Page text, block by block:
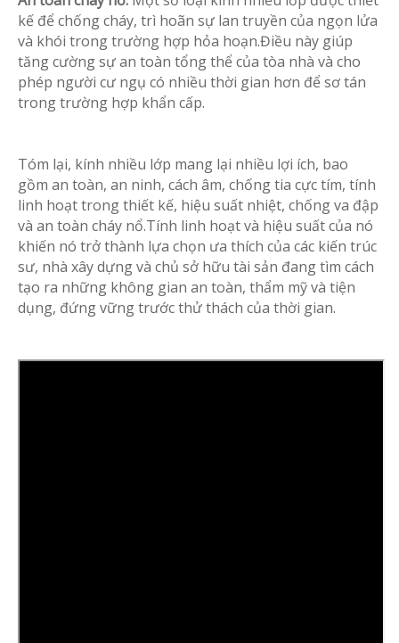
kế để chống cháy, trì hoãn sự lan truyền của ngọn lửa
và khói trong trường hợp hỏa hoạn.Điều này giúp
tăng cường sự an toàn tổng thể của tòa nhà và cho
phép người cư ngụ có nhiều thời gian hơn để sơ tán
trong trường hợp khẩn cấp.
Tóm lại, kính nhiều lớp mang lại nhiều lợi ích, bao
gồm an toàn, an ninh, cách âm, chống tia cực tím, tính
linh hoạt trong thiết kế, hiệu suất nhiệt, chống va đập
và an toàn cháy nổ.Tính linh hoạt và hiệu suất của nó
khiến nó trở thành lựa chọn ưa thích của các kiến ​​trúc
sư, nhà xây dựng và chủ sở hữu tài sản đang tìm cách
tạo ra những không gian an toàn, thẩm mỹ và tiện
dụng, đứng vững trước thử thách của thời gian.